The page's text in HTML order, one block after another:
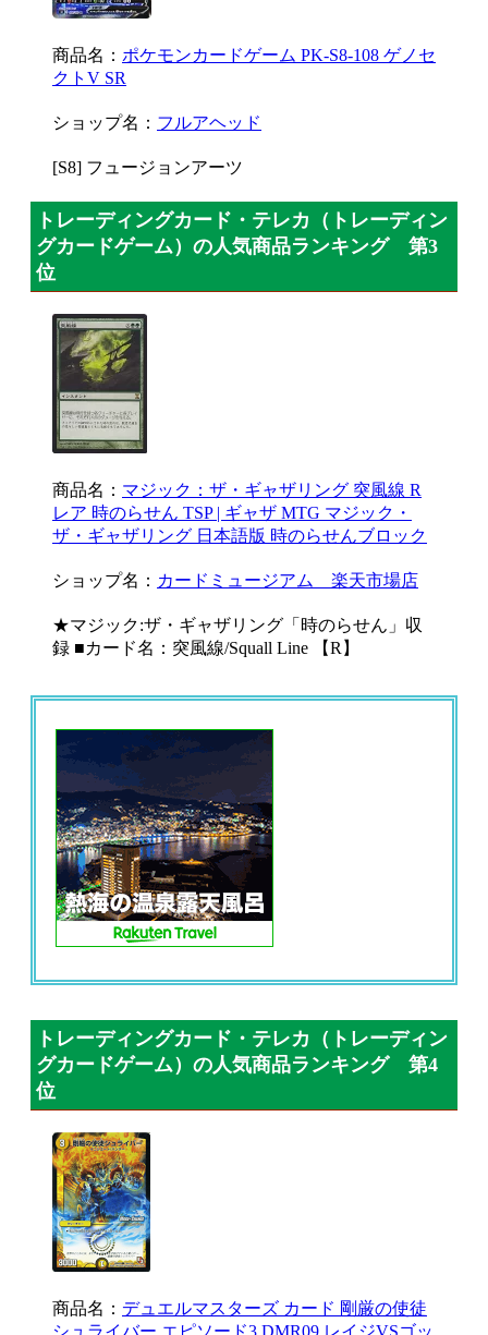
商品名： ポケモンカードゲーム PK-S8-108 ゲノセ
クトV SR
ショップ名： フルアヘッド
[S8] フュージョンアーツ
トレーディングカード・テレカ（トレーディン
グカードゲーム）の人気商品ランキング 第3
位
商品名： マジック：ザ・ギャザリング 突風線 R
レア 時のらせん TSP | ギャザ MTG マジック・
ザ・ギャザリング 日本語版 時のらせんブロック
ショップ名： カードミュージアム 楽天市場店
★マジック:ザ・ギャザリング「時のらせん」収
録 ■カード名：突風線/Squall Line 【R】
トレーディングカード・テレカ（トレーディン
グカードゲーム）の人気商品ランキング 第4
位
商品名： デュエルマスターズ カード 剛厳の使徒
シュライバー エピソード3 DMR09 レイジVSゴッ